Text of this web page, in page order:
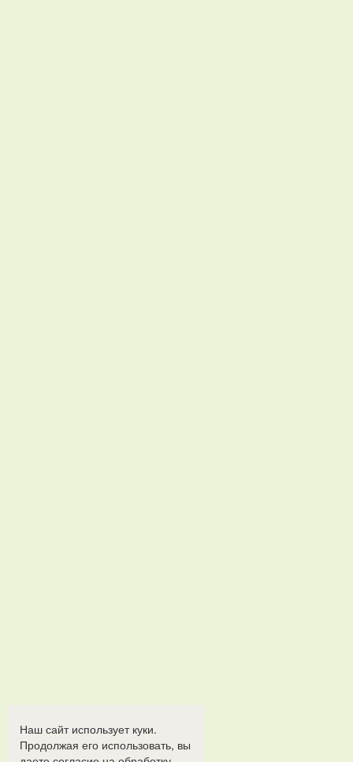
Наш сайт использует куки.
Продолжая его использовать, вы